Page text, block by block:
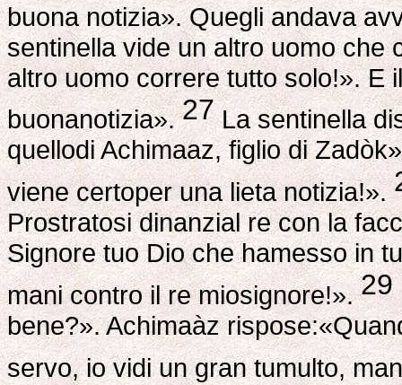
buona notizia». Quegli andava
sentinella vide un altro uomo che
altro uomo correre tutto solo!». E
buonanotizia».27La sentinella
quellodi Achimaaz, figlio di
viene certoper una lieta notizia!».
Prostratosi dinanzial re con la
Signore tuo Dio che hamesso in
mani contro il re miosignore!».29
bene?». Achimaàz
servo, io vidi un gran tumulto,